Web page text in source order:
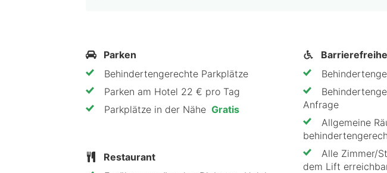
Städtereisende. Buche jetzt deinen Aufenthalt im August
Düsseldorf!
Parken
Behindertengerechte Parkplätze
Parken am Hotel 22 € pro Tag
Parkplätze in der Nähe Gratis
Restaurant
Anfrage
dem Lift